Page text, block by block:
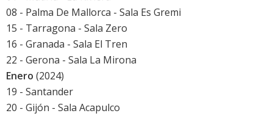
08 - Palma De Mallorca - Sala Es Gremi
15 - Tarragona - Sala Zero
16 - Granada - Sala El Tren
22 - Gerona - Sala La Mirona
Enero (2024)
19 - Santander
20 - Gijón - Sala Acapulco